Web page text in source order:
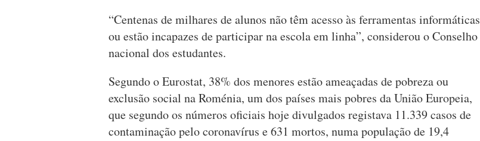
“Centenas de milhares de alunos não têm acesso às ferramentas informáticas
ou estão incapazes de participar na escola em linha”, considerou o Conselho
nacional dos estudantes.
Segundo o Eurostat, 38% dos menores estão ameaçadas de pobreza ou
exclusão social na Roménia, um dos países mais pobres da União Europeia,
que segundo os números oficiais hoje divulgados registava 11.339 casos de
contaminação pelo coronavírus e 631 mortos, numa população de 19,4